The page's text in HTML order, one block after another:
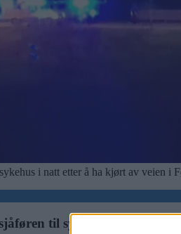
i natt etter å ha kjørt av veien i
til sykehus for sjekk